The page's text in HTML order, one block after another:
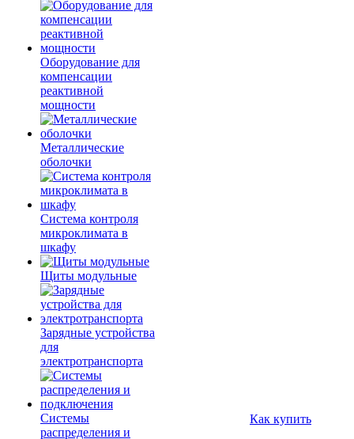
Оборудование для
компенсации
реактивной
мощности
Металлические
оболочки
Система контроля
микроклимата в
шкафу
Щиты модульные
Зарядные устройства
для
электротранспорта
Системы
распределения и
Как купить